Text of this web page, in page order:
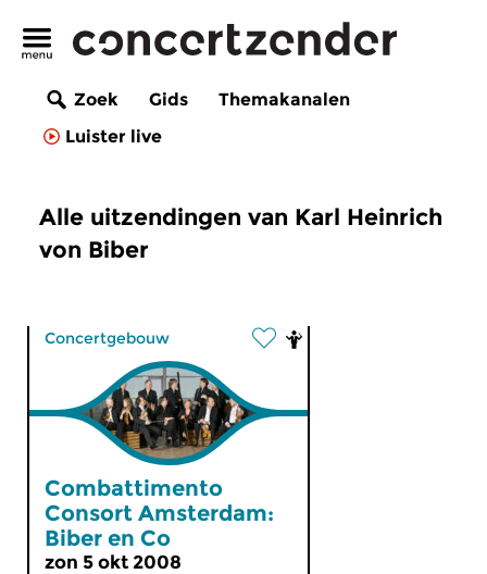
Zoek Gids
Themakanalen
Luister live
Alle uitzendingen van Karl Heinrich
von Biber
Concertgebouw
Combattimento
Consort Amsterdam:
Biber en Co
zon 5 okt 2008